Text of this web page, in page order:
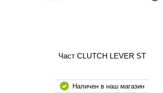
Част CLUTCH LEVER ST
Наличен в наш магазин